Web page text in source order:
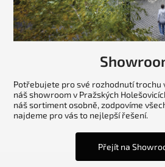
Potřebujete pro své rozhodnutí trochu
náš showroom v Pražských
náš sortiment osobně, zodpovíme
najdeme pro vás to nejlepší řešení.
Přejít na